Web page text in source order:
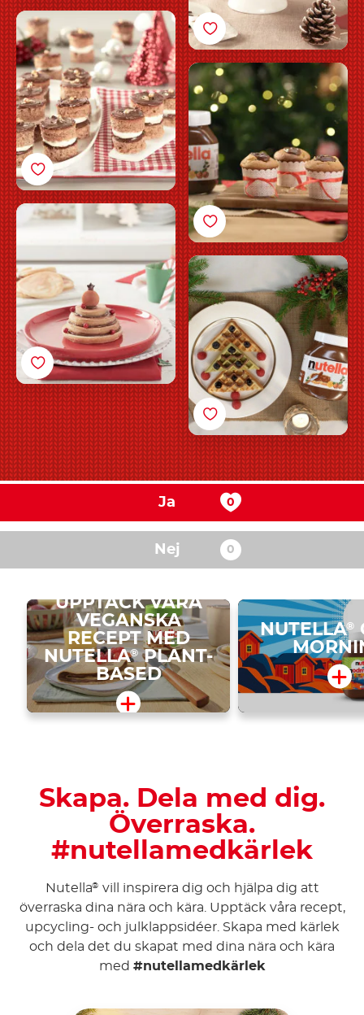
pepparkaksbakelser
med Nutella®
Minimuffins med äpple
och Nutella®
Julpannkakor med
Nutella®
Julvåfflor med Nutella®
Ja
Nej
UPPTÄCK VÅRA
VEGANSKA
RECEPT MED
NUTELLA® PLANT-
BASED
NUTELLA®
Skapa. Dela med dig.
Överraska.
#nutellamedkärlek
Nutella® vill inspirera dig och hjälpa dig att
överraska dina nära och kära. Upptäck våra recept,
upcycling- och julklappsidéer. Skapa med kärlek
och dela det du skapat med dina nära och kära
med #nutellamedkärlek